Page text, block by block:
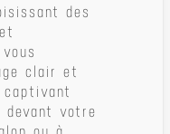
des
clair et
devant votre